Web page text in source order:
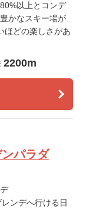
以上とコンデ
かなスキー場が
ほどの楽しさがあ
2200m
パラダ
ンデへ行ける日